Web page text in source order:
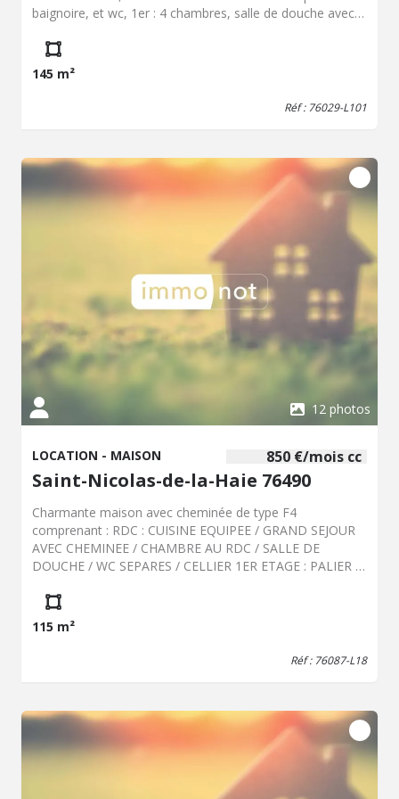
baignoire, et wc, 1er : 4 chambres, salle de douche avec
ECS au Gaz de ville DPE étiquette C
145 m²
Réf : 76029-L101
12 photos
850 €/mois cc
LOCATION - MAISON
Saint-Nicolas-de-la-Haie 76490
Charmante maison avec cheminée de type F4
comprenant : RDC : CUISINE EQUIPEE / GRAND SEJOUR
AVEC CHEMINEE / CHAMBRE AU RDC / SALLE DE
DOUCHE / WC SEPARES / CELLIER 1ER ETAGE : PALIER /
CHAUDIERE FUEL - DISPONIBLE DE SUITE CELLIER +
GARAGE
115 m²
Réf : 76087-L18